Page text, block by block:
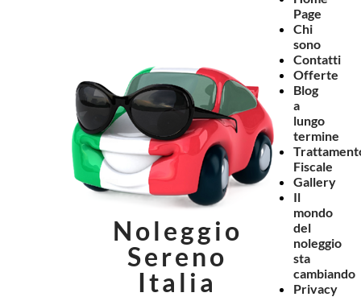
Noleggio
Sereno
Italia
Page
Chi
sono
Contatti
Offerte
Blog
a
lungo
termine
Fiscale
Gallery
Il
mondo
del
noleggio
sta
cambiando
Privacy